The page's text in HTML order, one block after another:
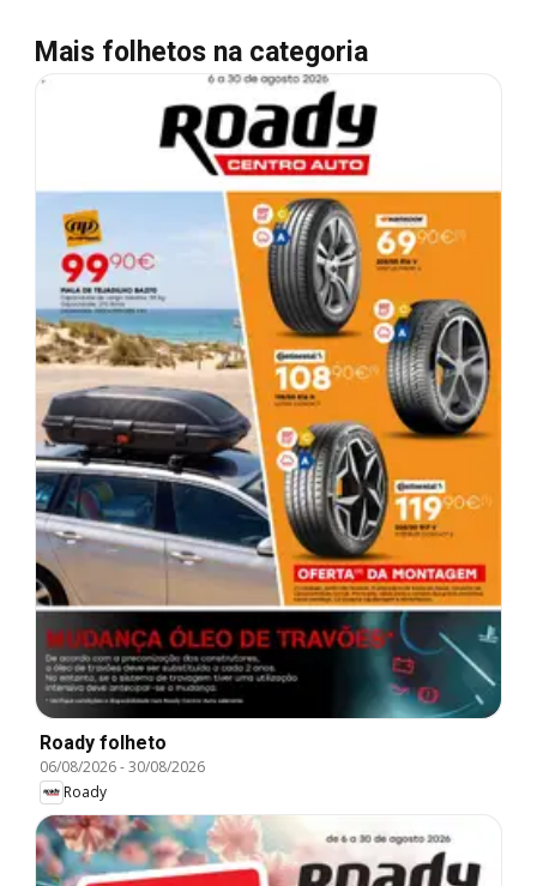
Mais folhetos na categoria
Roady folheto
06/08/2026-30/08/2026
Roady